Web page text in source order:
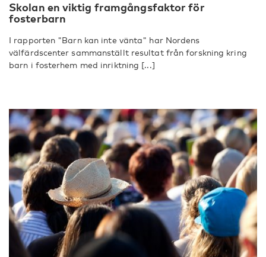
Skolan en viktig framgångsfaktor för
fosterbarn
I rapporten "Barn kan inte vänta" har Nordens
välfärdscenter sammanställt resultat från forskning kring
barn i fosterhem med inriktning [...]